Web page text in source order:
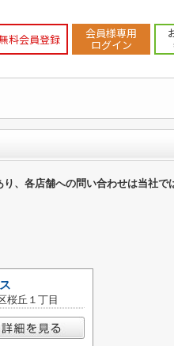
料会員登録 会員様専用
ログイン
、各店舗への問い合わせは当社で
桜丘１丁目